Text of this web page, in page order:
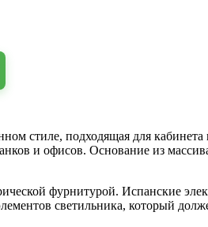
стиле, подходящая для
и офисов. Основание из
фурнитурой. Испанские
светильника, который